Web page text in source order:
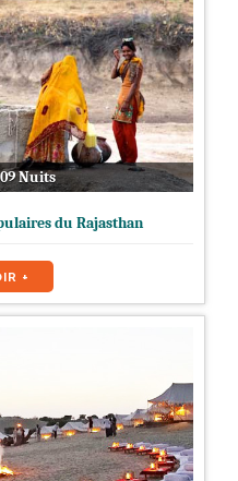
Nuits
du Rajasthan
+